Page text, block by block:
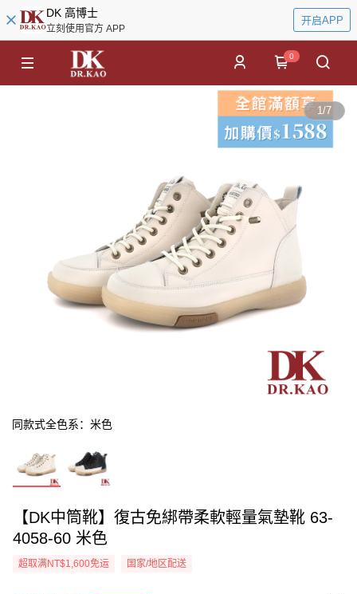
DK 高博士
立刻使用官方 APP
开启APP
0
1/7
同款式全色系：米色
【DK中筒靴】復古免綁帶柔軟輕量氣墊靴 63-
4058-60 米色
超取满NT$1,600免运 国家/地区配送